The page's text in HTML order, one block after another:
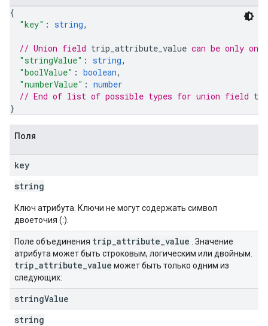
{
"key" : string,
// Union field trip_attribute_value can be only
"stringValue" : string,
"boolValue" : boolean,
"numberValue" : number
// End of list of possible types for union field
}
Поля
key
string
Ключ атрибута. Ключи не могут содержать символ
двоеточия (:).
Поле объединения trip attribute value . Значение
атрибута может быть строковым, логическим или двойным.
trip attribute value может быть только одним из
следующих:
stringValue
string